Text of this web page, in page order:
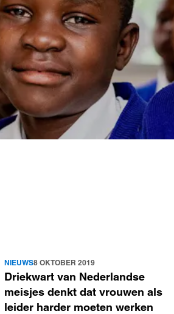
NIEUWS8 OKTOBER 2019
Driekwart van Nederlandse
meisjes denkt dat vrouwen als
leider harder moeten werken
meer